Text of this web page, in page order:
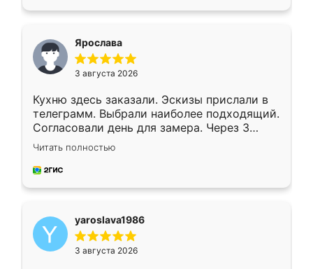
Ярослава
3 августа 2026
Кухню здесь заказали. Эскизы прислали в
телеграмм. Выбрали наиболее подходящий.
Согласовали день для замера. Через 3
недели кухня была уже готова. Остались
довольны работой. Спасибо Ренессанс
мебель за качественную работу!
Читать полностью
yaroslava1986
3 августа 2026